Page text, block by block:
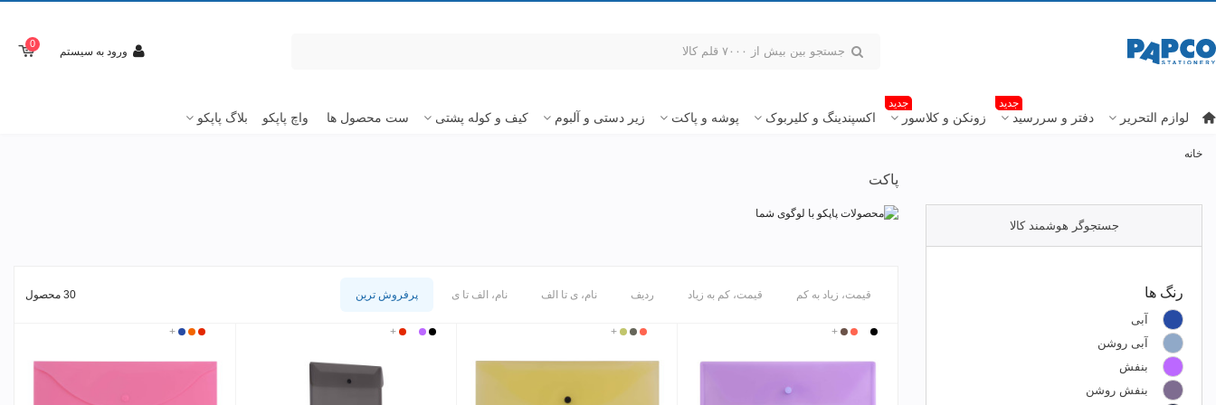
ورود به سیستم
0
لوازم التحریر دفتر و سررسید
جدید
زونکن و کلاسور
جدید
اکسپندینگ و کلیربوک پوشه و پاکت زیر دستی و آلبوم کیف و کوله پشتی ست محصول ها واچ پاپکو بلاگ پاپکو
خانه
جستجوگر هوشمند کالا
رنگ ها
آبی
آبی روشن
بنفش
بنفش روشن
پاکت
قیمت، زیاد به کم قیمت، کم به زیاد ردیف نام، ی تا الف نام، الف تا ی پرفروش ترین 30 محصول
مشکی
بیقرمز
قهوه
+ بیقرمزدودی
زرد+ مشکیبنفش
بیقرمز
+ سفید
قرمزنارنجی
آبی+